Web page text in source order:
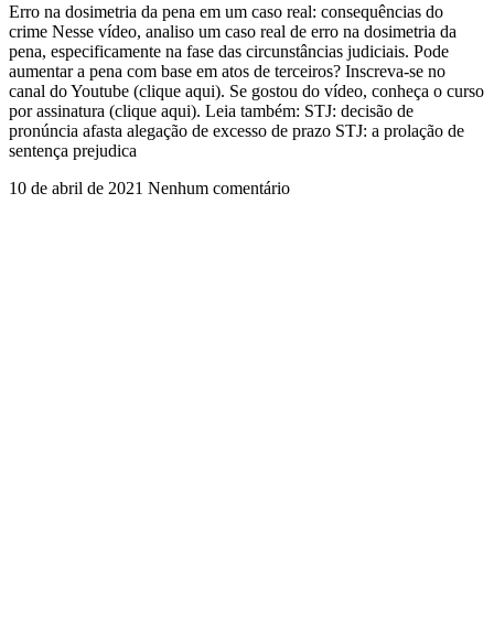
Erro na dosimetria da pena em um caso real: consequências do
crime Nesse vídeo, analiso um caso real de erro na dosimetria da
pena, especificamente na fase das circunstâncias judiciais. Pode
aumentar a pena com base em atos de terceiros? Inscreva-se no
canal do Youtube (clique aqui). Se gostou do vídeo, conheça o curso
por assinatura (clique aqui). Leia também: STJ: decisão de
pronúncia afasta alegação de excesso de prazo STJ: a prolação de
sentença prejudica
10 de abril de 2021 Nenhum comentário